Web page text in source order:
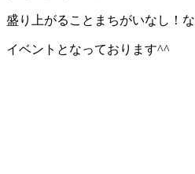
盛り上がることまちがいなし！な
イベントとなっております^^